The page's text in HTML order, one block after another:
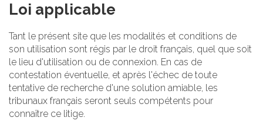
Loi applicable
Tant le présent site que les modalités et conditions de
son utilisation sont régis par le droit français, quel que soit
le lieu d'utilisation ou de connexion. En cas de
contestation éventuelle, et après l'échec de toute
tentative de recherche d'une solution amiable, les
tribunaux français seront seuls compétents pour
connaître ce litige.